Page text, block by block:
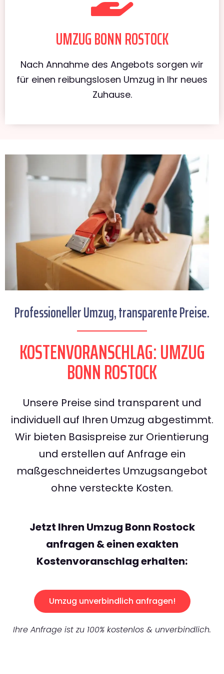
UMZUG BONN ROSTOCK
Nach Annahme des Angebots sorgen wir
für einen reibungslosen Umzug in Ihr neues
Zuhause.
Professioneller Umzug, transparente Preise.
KOSTENVORANSCHLAG: UMZUG
BONN ROSTOCK
Unsere Preise sind transparent und
individuell auf Ihren Umzug abgestimmt.
Wir bieten Basispreise zur Orientierung
und erstellen auf Anfrage ein
maßgeschneidertes Umzugsangebot
ohne versteckte Kosten.
Jetzt Ihren Umzug Bonn Rostock
anfragen & einen exakten
Kostenvoranschlag erhalten:
Umzug unverbindlich anfragen!
Ihre Anfrage ist zu 100% kostenlos & unverbindlich.